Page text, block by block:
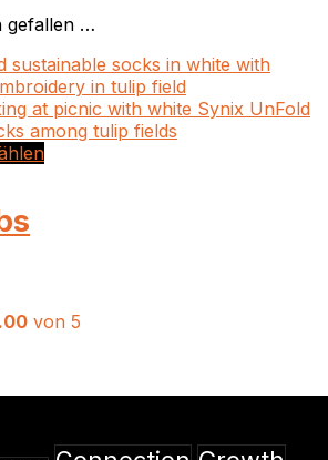
gefallen …
Dieses
können
Produktseite
werden
von 5